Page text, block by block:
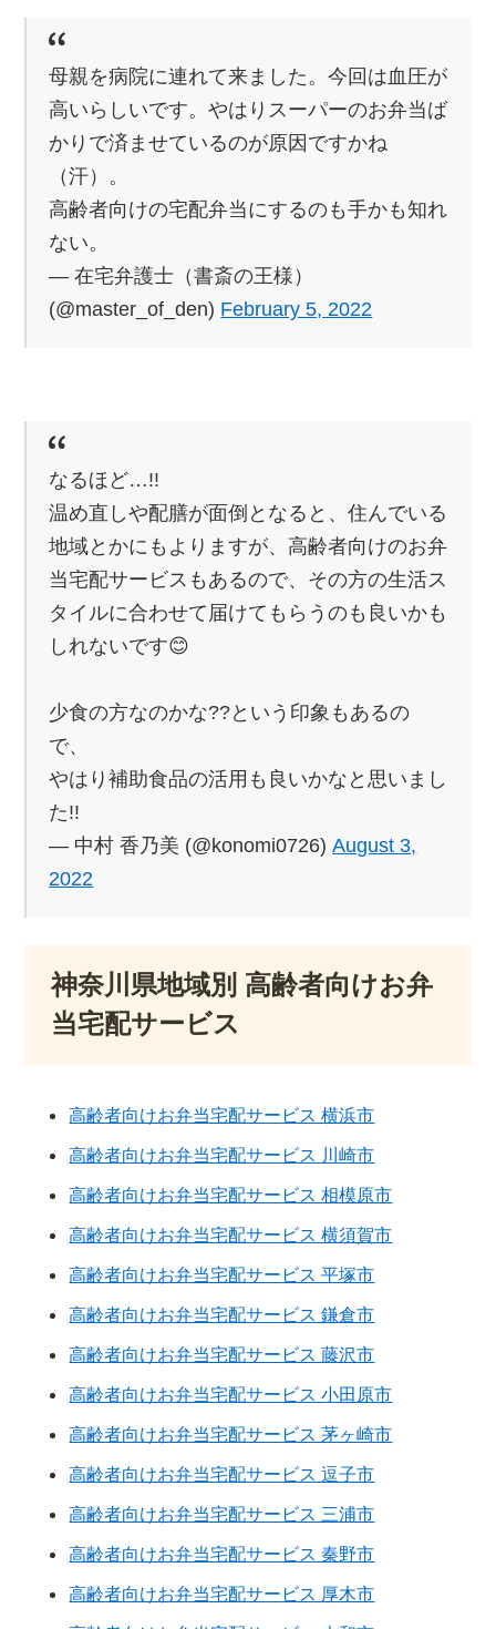
母親を病院に連れて来ました。今回は血圧が
高いらしいです。やはりスーパーのお弁当ば
かりで済ませているのが原因ですかね
（汗）。
高齢者向けの宅配弁当にするのも手かも知れ
ない。
— 在宅弁護士（書斎の王様）
(@master_of_den) February 5, 2022
なるほど…!!
温め直しや配膳が面倒となると、住んでいる
地域とかにもよりますが、高齢者向けのお弁
当宅配サービスもあるので、その方の生活ス
タイルに合わせて届けてもらうのも良いかも
しれないです😊
少食の方なのかな??という印象もあるの
で、
やはり補助食品の活用も良いかなと思いまし
た!!
— 中村 香乃美 (@konomi0726)August 3,
2022
神奈川県地域別 高齢者向けお弁
当宅配サービス
高齢者向けお弁当宅配サービス 横浜市
高齢者向けお弁当宅配サービス 川崎市
高齢者向けお弁当宅配サービス 相模原市
高齢者向けお弁当宅配サービス 横須賀市
高齢者向けお弁当宅配サービス 平塚市
高齢者向けお弁当宅配サービス 鎌倉市
高齢者向けお弁当宅配サービス 藤沢市
高齢者向けお弁当宅配サービス 小田原市
高齢者向けお弁当宅配サービス 茅ヶ崎市
高齢者向けお弁当宅配サービス 逗子市
高齢者向けお弁当宅配サービス 三浦市
高齢者向けお弁当宅配サービス 秦野市
高齢者向けお弁当宅配サービス 厚木市